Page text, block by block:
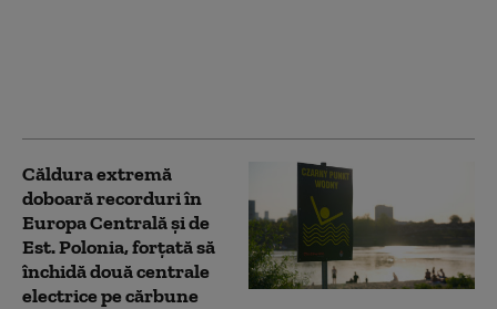
Căldura extremă
doboară recorduri în
Europa Centrală și de
Est. Polonia, forțată să
închidă două centrale
electrice pe cărbune